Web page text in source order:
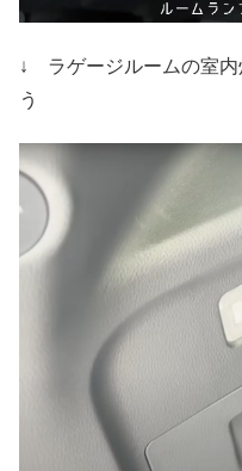
↓ ラゲージルームの室内
う